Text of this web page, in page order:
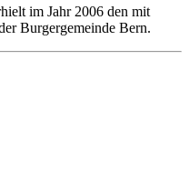
im Jahr 2006 den mit
Burgergemeinde Bern.